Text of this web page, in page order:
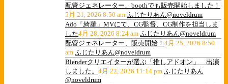
配管ジェネレーター、boothでも販売開始しました！
5月 21, 2026 8:50 am ふじたりあん@noveldrum
Ado「綺羅」MVにて、CG監督、CG制作を担当しま
した4月 28, 2026 8:24 am ふじたりあん@noveldrum
配管ジェネレーター、販売開始！ 4月 25, 2026 8:50
am ふじたりあん@noveldrum
Blenderクリエイターが選ぶ「推しアドオン」 出演
しました。 4月 22, 2026 11:14 pm ふじたりあん
@noveldrum